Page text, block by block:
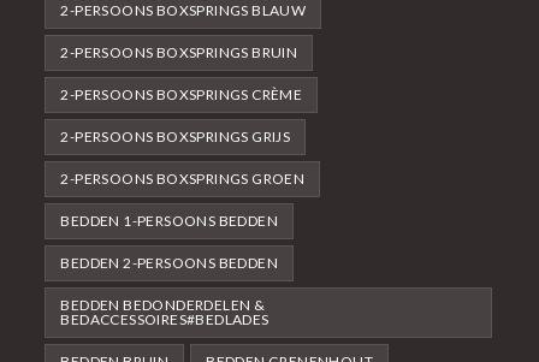
2-PERSOONS BOXSPRINGS BLAUW
2-PERSOONS BOXSPRINGS BRUIN
2-PERSOONS BOXSPRINGS CRÈME
2-PERSOONS BOXSPRINGS GRIJS
2-PERSOONS BOXSPRINGS GROEN
BEDDEN 1-PERSOONS BEDDEN
BEDDEN 2-PERSOONS BEDDEN
BEDDEN BEDONDERDELEN &
BEDACCESSOIRES#BEDLADES